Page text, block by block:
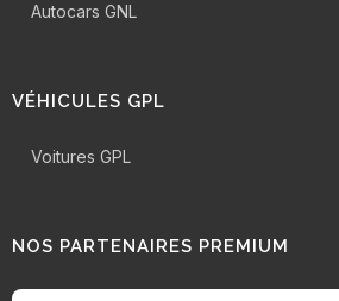
Autocars GNL
VÉHICULES GPL
Voitures GPL
NOS PARTENAIRES PREMIUM